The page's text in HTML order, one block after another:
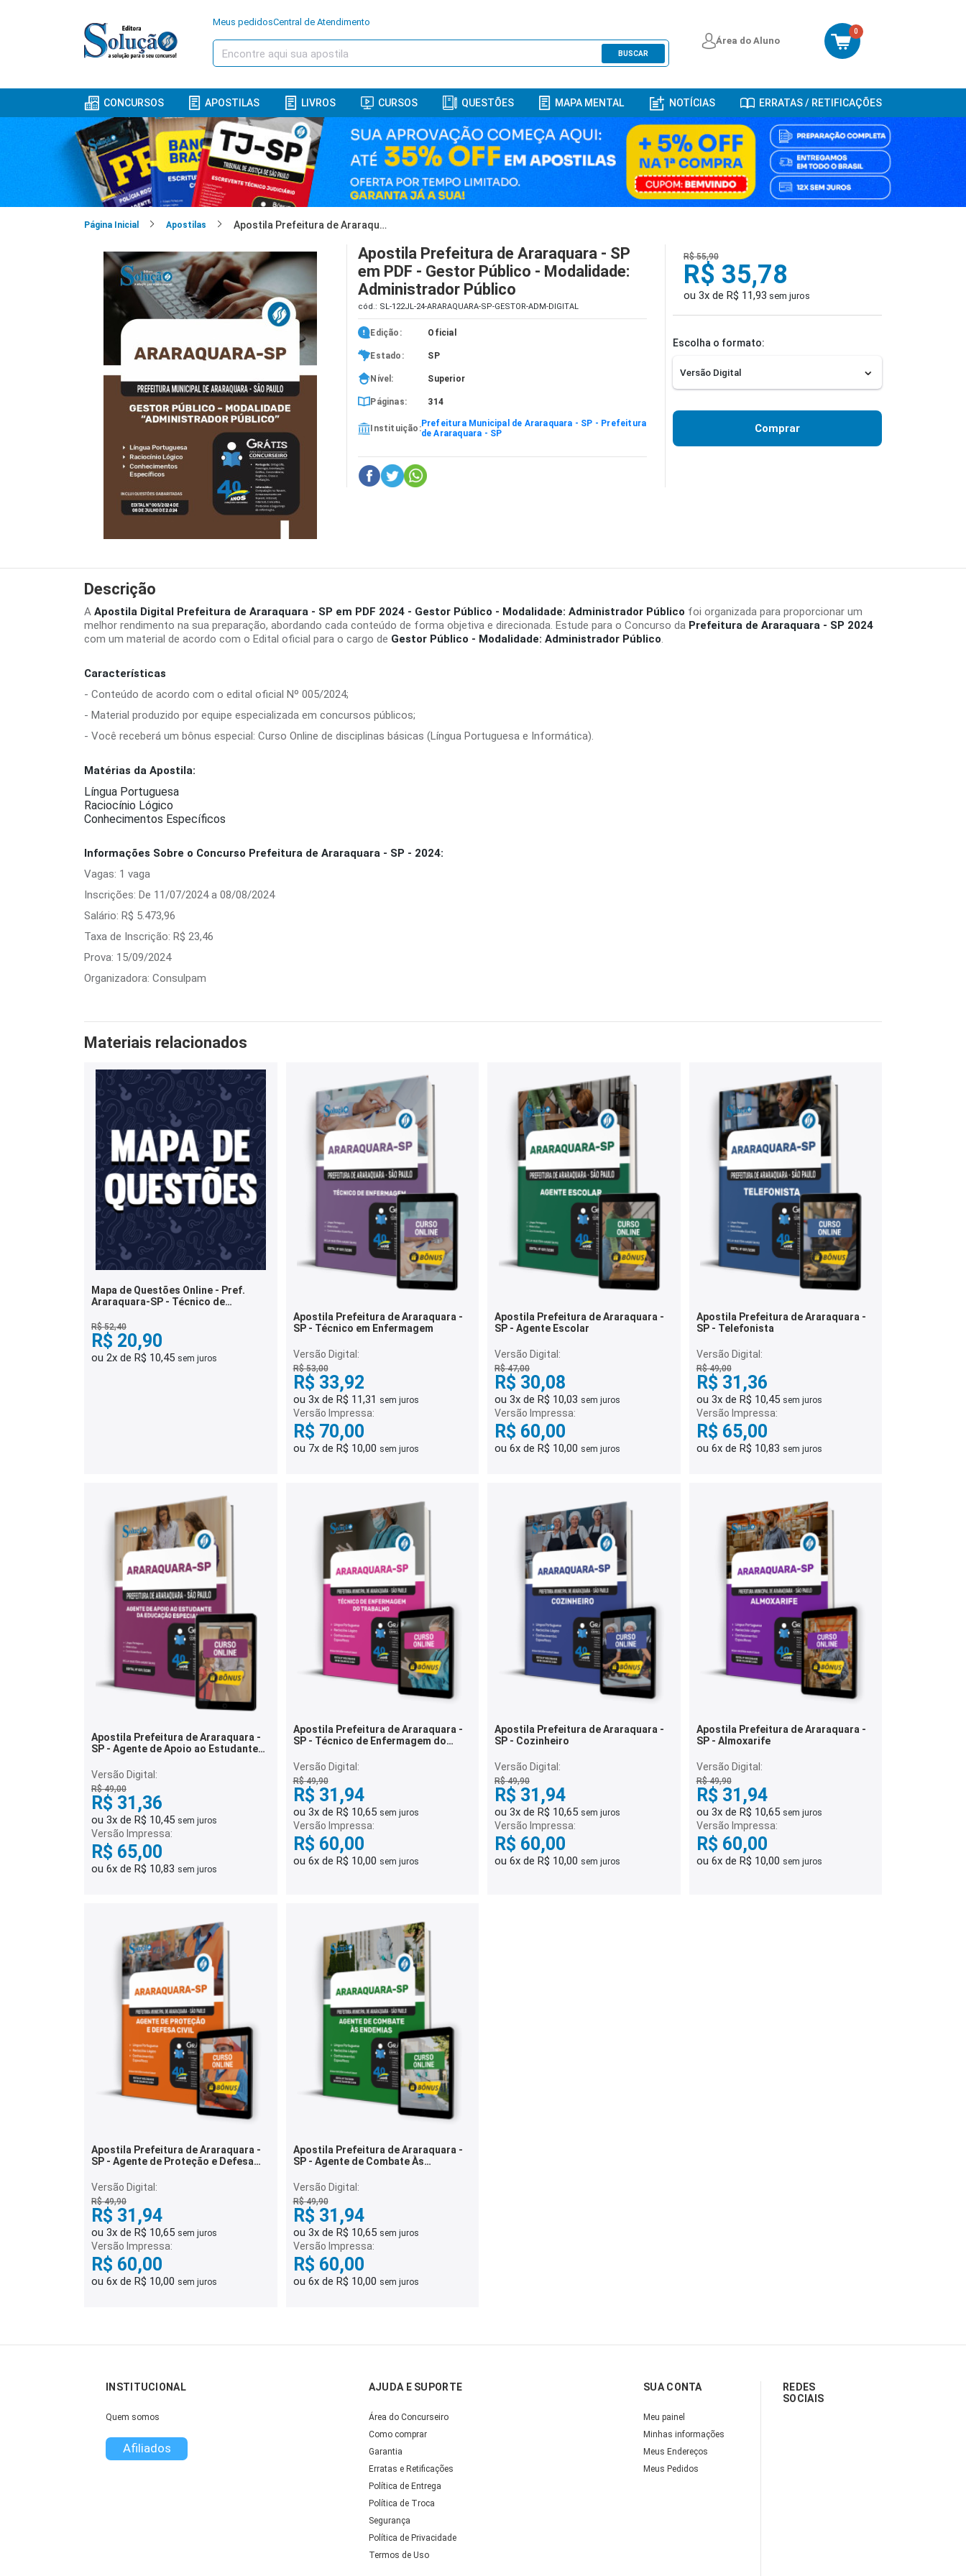
Meus pedidosCentral de Atendimento
BUSCAR
Área do Aluno
0
CONCURSOS APOSTILAS LIVROS CURSOS QUESTÕES MAPA MENTAL NOTÍCIAS ERRATAS / RETIFICAÇÕES
Página Inicial Apostilas Apostila Prefeitura de Araraquara - SP em PDF - Gestor Público - Modalidade: Administrador Público
Apostila Prefeitura de Araraquara - SP
em PDF - Gestor Público - Modalidade:
Administrador Público
cód.: SL-122JL-24-ARARAQUARA-SP-GESTOR-ADM-DIGITAL
Edição: Oficial
Estado: SP
Nível: Superior
Páginas: 314
Instituição:Prefeitura Municipal de Araraquara - SP - Prefeitura
de Araraquara - SP
R$ 55,90
R$ 35,78
ou 3x de R$ 11,93 sem juros
Escolha o formato:
Comprar
Descrição
A Apostila Digital Prefeitura de Araraquara - SP em PDF 2024 - Gestor Público - Modalidade: Administrador Público foi organizada para proporcionar um
melhor rendimento na sua preparação, abordando cada conteúdo de forma objetiva e direcionada. Estude para o Concurso da Prefeitura de Araraquara - SP 2024
com um material de acordo com o Edital oficial para o cargo de Gestor Público - Modalidade: Administrador Público.
Características
- Conteúdo de acordo com o edital oficial Nº 005/2024;
- Material produzido por equipe especializada em concursos públicos;
- Você receberá um bônus especial: Curso Online de disciplinas básicas (Língua Portuguesa e Informática).
Matérias da Apostila:
Língua Portuguesa
Raciocínio Lógico
Conhecimentos Específicos
Informações Sobre o Concurso Prefeitura de Araraquara - SP - 2024:
Vagas: 1 vaga
Inscrições: De 11/07/2024 a 08/08/2024
Salário: R$ 5.473,96
Taxa de Inscrição: R$ 23,46
Prova: 15/09/2024
Organizadora: Consulpam
Materiais relacionados
Mapa de Questões Online - Pref.
Araraquara-SP - Técnico de
R$ 52,40
R$ 20,90
ou 2x de R$ 10,45 sem juros
Apostila Prefeitura de Araraquara -
SP - Técnico em Enfermagem
Versão Digital:
R$ 53,00
R$ 33,92
ou 3x de R$ 11,31 sem juros
Versão Impressa:
R$ 70,00
ou 7x de R$ 10,00 sem juros
Apostila Prefeitura de Araraquara -
SP - Agente Escolar
Versão Digital:
R$ 47,00
R$ 30,08
ou 3x de R$ 10,03 sem juros
Versão Impressa:
R$ 60,00
ou 6x de R$ 10,00 sem juros
Apostila Prefeitura de Araraquara -
SP - Telefonista
Versão Digital:
R$ 49,00
R$ 31,36
ou 3x de R$ 10,45 sem juros
Versão Impressa:
R$ 65,00
ou 6x de R$ 10,83 sem juros
Apostila Prefeitura de Araraquara -
SP - Agente de Apoio ao Estudante
Versão Digital:
R$ 49,00
R$ 31,36
ou 3x de R$ 10,45 sem juros
Versão Impressa:
R$ 65,00
ou 6x de R$ 10,83 sem juros
Apostila Prefeitura de Araraquara -
SP - Técnico de Enfermagem do
Versão Digital:
R$ 49,90
R$ 31,94
ou 3x de R$ 10,65 sem juros
Versão Impressa:
R$ 60,00
ou 6x de R$ 10,00 sem juros
Apostila Prefeitura de Araraquara -
SP - Cozinheiro
Versão Digital:
R$ 49,90
R$ 31,94
ou 3x de R$ 10,65 sem juros
Versão Impressa:
R$ 60,00
ou 6x de R$ 10,00 sem juros
Apostila Prefeitura de Araraquara -
SP - Almoxarife
Versão Digital:
R$ 49,90
R$ 31,94
ou 3x de R$ 10,65 sem juros
Versão Impressa:
R$ 60,00
ou 6x de R$ 10,00 sem juros
Apostila Prefeitura de Araraquara -
SP - Agente de Proteção e Defesa
Versão Digital:
R$ 49,90
R$ 31,94
ou 3x de R$ 10,65 sem juros
Versão Impressa:
R$ 60,00
ou 6x de R$ 10,00 sem juros
Apostila Prefeitura de Araraquara -
SP - Agente de Combate Às
Versão Digital:
R$ 49,90
R$ 31,94
ou 3x de R$ 10,65 sem juros
Versão Impressa:
R$ 60,00
ou 6x de R$ 10,00 sem juros
INSTITUCIONAL
Quem somos
Afiliados
AJUDA E SUPORTE
Área do Concurseiro
Como comprar
Garantia
Erratas e Retificações
Política de Entrega
Política de Troca
Segurança
Política de Privacidade
Termos de Uso
SUA CONTA
Meu painel
Minhas informações
Meus Endereços
Meus Pedidos
REDES
SOCIAIS